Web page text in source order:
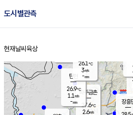
도시별관측
홈
현재날씨 육상
파주금촌
27.6℃
2.6m/s
탄현
26.9℃
1.1 m/s
-mm
장흥
26.1℃
3m/s
-mm